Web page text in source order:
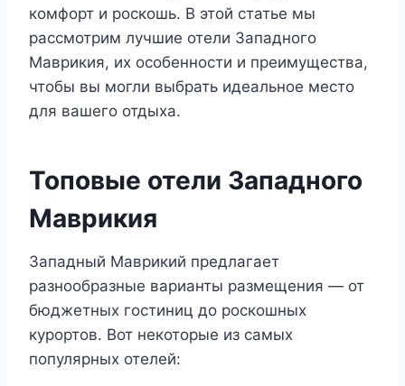
комфорт и роскошь. В этой статье мы
рассмотрим лучшие отели Западного
Маврикия, их особенности и преимущества,
чтобы вы могли выбрать идеальное место
для вашего отдыха.
Топовые отели Западного
Маврикия
Западный Маврикий предлагает
разнообразные варианты размещения — от
бюджетных гостиниц до роскошных
курортов. Вот некоторые из самых
популярных отелей: